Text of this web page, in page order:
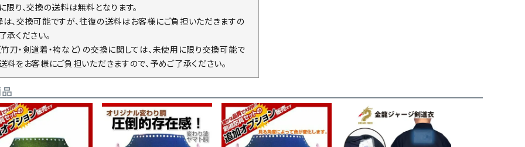
限り、交換の送料は無料となります。
、交換可能ですが、往復の送料はお客様にご負担いただきますの
承ください。
刀・剣道着・袴など）の交換に関しては、未使用に限り交換可能で
料をお客様にご負担いただきますので、予めご了承ください。